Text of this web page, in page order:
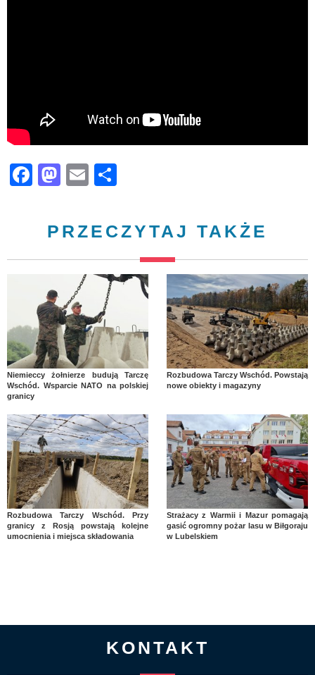
Facebook
Mastodon
Email
PRZECZYTAJ TAKŻE
Niemieccy żołnierze budują Tarczę
Wschód. Wsparcie NATO na polskiej
granicy
Rozbudowa Tarczy Wschód. Powstają
nowe obiekty i magazyny
Rozbudowa Tarczy Wschód. Przy
granicy z Rosją powstają kolejne
umocnienia i miejsca składowania
Strażacy z Warmii i Mazur pomagają
gasić ogromny pożar lasu w Biłgoraju
w Lubelskiem
KONTAKT